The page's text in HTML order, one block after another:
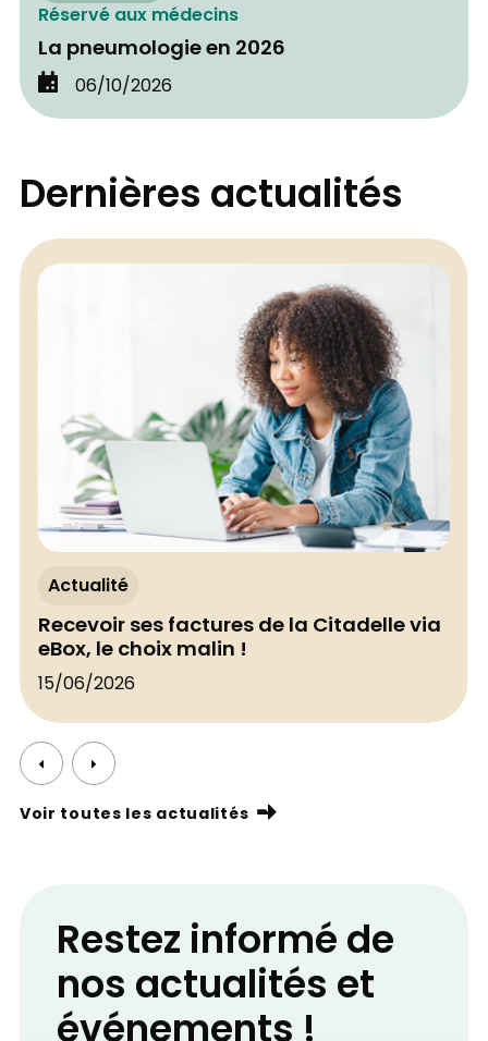
Réservé aux médecins
La pneumologie en 2026
06/10/2026
Dernières actualités
Actualité
Recevoir ses factures de la Citadelle via
eBox, le choix malin !
15/06/2026
Voir toutes les actualités
Restez informé de
nos actualités et